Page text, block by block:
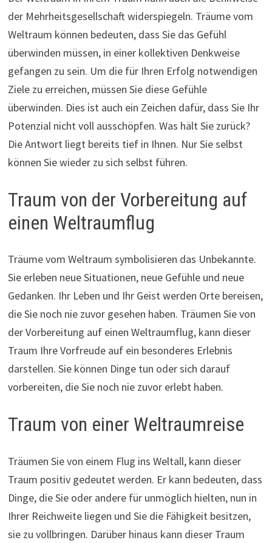
der Mehrheitsgesellschaft widerspiegeln. Träume vom
Weltraum können bedeuten, dass Sie das Gefühl
überwinden müssen, in einer kollektiven Denkweise
gefangen zu sein. Um die für Ihren Erfolg notwendigen
Ziele zu erreichen, müssen Sie diese Gefühle
überwinden. Dies ist auch ein Zeichen dafür, dass Sie Ihr
Potenzial nicht voll ausschöpfen. Was hält Sie zurück?
Die Antwort liegt bereits tief in Ihnen. Nur Sie selbst
können Sie wieder zu sich selbst führen.
Traum von der Vorbereitung auf
einen Weltraumflug
Träume vom Weltraum symbolisieren das Unbekannte.
Sie erleben neue Situationen, neue Gefühle und neue
Gedanken. Ihr Leben und Ihr Geist werden Orte bereisen,
die Sie noch nie zuvor gesehen haben. Träumen Sie von
der Vorbereitung auf einen Weltraumflug, kann dieser
Traum Ihre Vorfreude auf ein besonderes Erlebnis
darstellen. Sie können Dinge tun oder sich darauf
vorbereiten, die Sie noch nie zuvor erlebt haben.
Traum von einer Weltraumreise
Träumen Sie von einem Flug ins Weltall, kann dieser
Traum positiv gedeutet werden. Er kann bedeuten, dass
Dinge, die Sie oder andere für unmöglich hielten, nun in
Ihrer Reichweite liegen und Sie die Fähigkeit besitzen,
sie zu vollbringen. Darüber hinaus kann dieser Traum